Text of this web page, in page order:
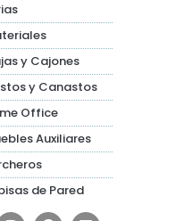
y Cajones
y Canastos
Office
Auxiliares
de Pared